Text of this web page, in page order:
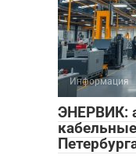
Информация
ЭНЕРВИК: